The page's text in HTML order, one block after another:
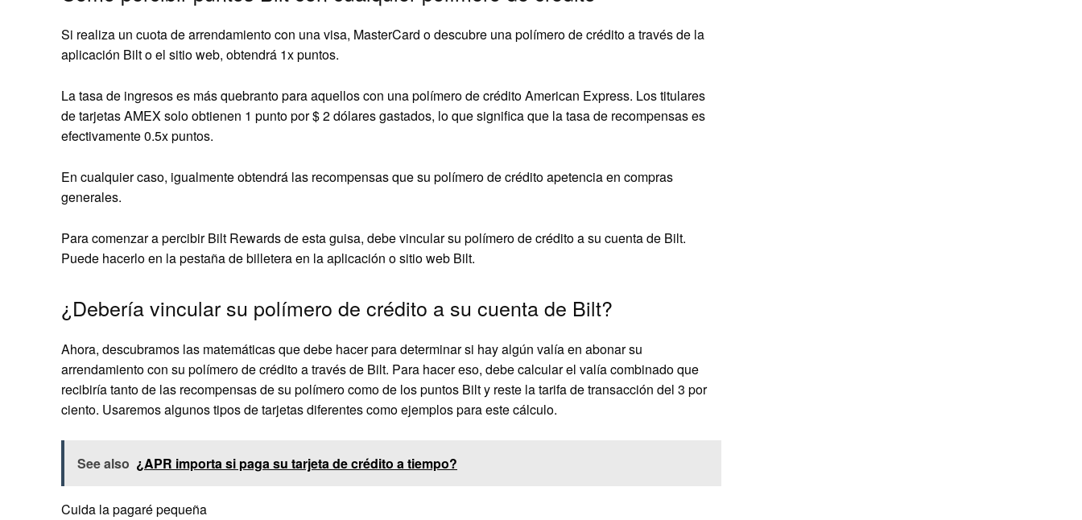
Si realiza un cuota de arrendamiento con una visa, MasterCard o descubre una polímero de crédito a través de la
aplicación Bilt o el sitio web, obtendrá 1x puntos.
La tasa de ingresos es más quebranto para aquellos con una polímero de crédito American Express. Los titulares
de tarjetas AMEX solo obtienen 1 punto por $ 2 dólares gastados, lo que significa que la tasa de recompensas es
efectivamente 0.5x puntos.
En cualquier caso, igualmente obtendrá las recompensas que su polímero de crédito apetencia en compras
generales.
Para comenzar a percibir Bilt Rewards de esta guisa, debe vincular su polímero de crédito a su cuenta de Bilt.
Puede hacerlo en la pestaña de billetera en la aplicación o sitio web Bilt.
¿Debería vincular su polímero de crédito a su cuenta de Bilt?
Ahora, descubramos las matemáticas que debe hacer para determinar si hay algún valía en abonar su
arrendamiento con su polímero de crédito a través de Bilt. Para hacer eso, debe calcular el valía combinado que
recibiría tanto de las recompensas de su polímero como de los puntos Bilt y reste la tarifa de transacción del 3 por
ciento. Usaremos algunos tipos de tarjetas diferentes como ejemplos para este cálculo.
See also ¿APR importa si paga su tarjeta de crédito a tiempo?
Cuida la pagaré pequeña